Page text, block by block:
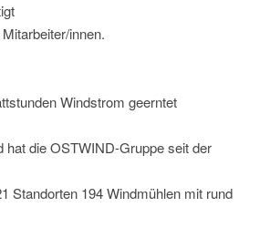
innen.
Windstrom geerntet
hat die OSTWIND-Gruppe seit der
Standorten 194 Windmühlen mit rund